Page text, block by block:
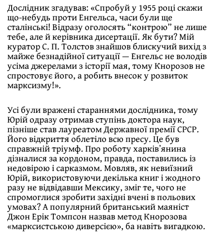
Дослідник згадував: «Спробуй у 1955 році скажи
що-небудь проти Енгельса, часи були ще
сталінські! Відразу оголосять “контрою” не лише
тебе, але й керівника дисертації. Як бути? Мій
куратор С. П. Толстов знайшов блискучий вихід з
майже безнадійної ситуації — Енгельс не володів
усіма джерелами з історії мая, тому Кнорозов не
спростовує його, а робить внесок у розвиток
марксизму!».
Усі були вражені стараннями дослідника, тому
Юрій одразу отримав ступінь доктора наук,
пізніше став лауреатом Державної премії СРСР.
Його відкриття облетіло всю пресу. Це був
справжній тріумф. Про роботу харківʼянина
дізналися за кордоном, правда, поставились із
недовірою і сарказмом. Мовляв, як невиїзний
Юрій, використовуючи декілька книг і жодного
разу не відвідавши Мексику, зміг те, чого не
спромоглися зробити західні вчені в польових
умовах? А популярний британський маяніст
Джон Ерік Томпсон назвав метод Кнорозова
«марксистською диверсією», ба навіть вигадкою.